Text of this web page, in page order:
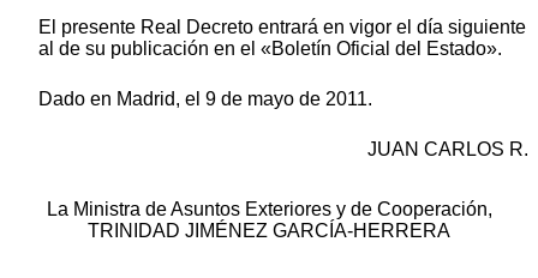
El presente Real Decreto entrará en vigor el día siguiente
al de su publicación en el «Boletín Oficial del Estado».
Dado en Madrid, el 9 de mayo de 2011.
JUAN CARLOS R.
La Ministra de Asuntos Exteriores y de Cooperación,
TRINIDAD JIMÉNEZ GARCÍA-HERRERA